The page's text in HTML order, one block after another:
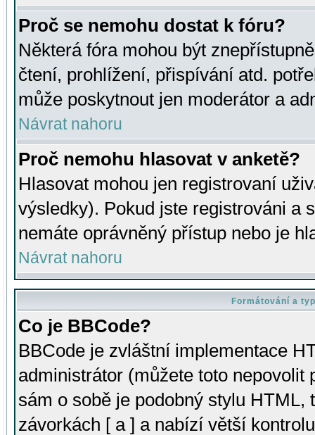
Proč se nemohu dostat k fóru?
Některá fóra mohou být
čtení, prohlížení, přispívání atd.
může poskytnout jen moderátor a
Návrat nahoru
Proč nemohu hlasovat v anketě?
Hlasovat mohou jen registrovaní
výsledky). Pokud jste registrováni a
nemáte oprávněný přístup nebo je
Návrat nahoru
Formátování a
Co je BBCode?
BBCode je zvláštní implementace
administrátor (můžete toto
sám o sobě je podobný stylu HTML,
závorkách [ a ] a nabízí větší